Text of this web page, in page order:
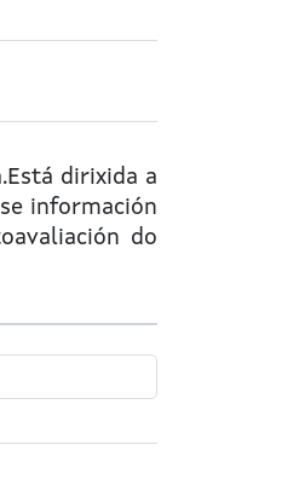
dirixida a
información
do